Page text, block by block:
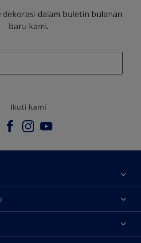
dekorasi dalam buletin bulanan
baru kami.
Ikuti kami